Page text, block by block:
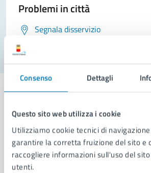
Consenso Dettagli
Questo sito web utilizza i cookie
Utilizziamo cookie tecnici di
garantire la corretta fruizione del sito e
raccogliere informazioni sull'uso del
utenti.
Problemi in città
Segnala disservizio
Comune di Napoli
AMMINISTRAZIONE